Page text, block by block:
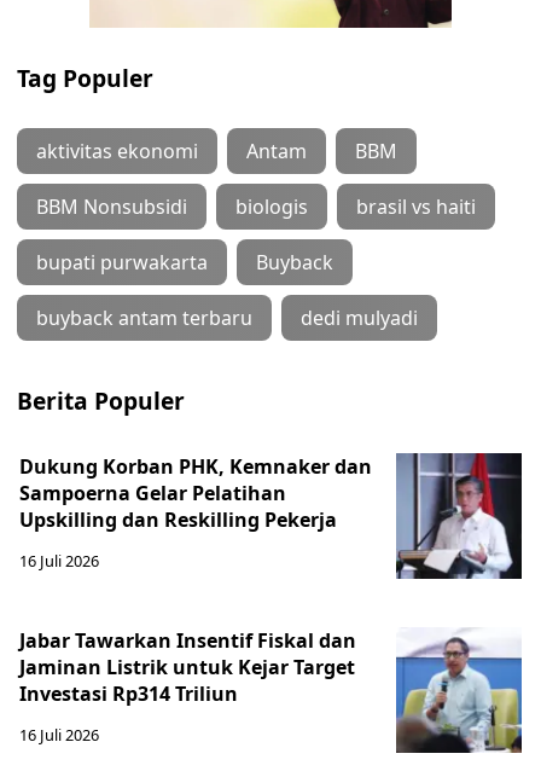
Tag Populer
aktivitas ekonomi Antam BBM
BBM Nonsubsidi biologis brasil vs haiti
bupati purwakarta Buyback
buyback antam terbaru dedi mulyadi
Berita Populer
Dukung Korban PHK, Kemnaker dan
Sampoerna Gelar Pelatihan
Upskilling dan Reskilling Pekerja
16 Juli 2026
Jabar Tawarkan Insentif Fiskal dan
Jaminan Listrik untuk Kejar Target
Investasi Rp314 Triliun
16 Juli 2026